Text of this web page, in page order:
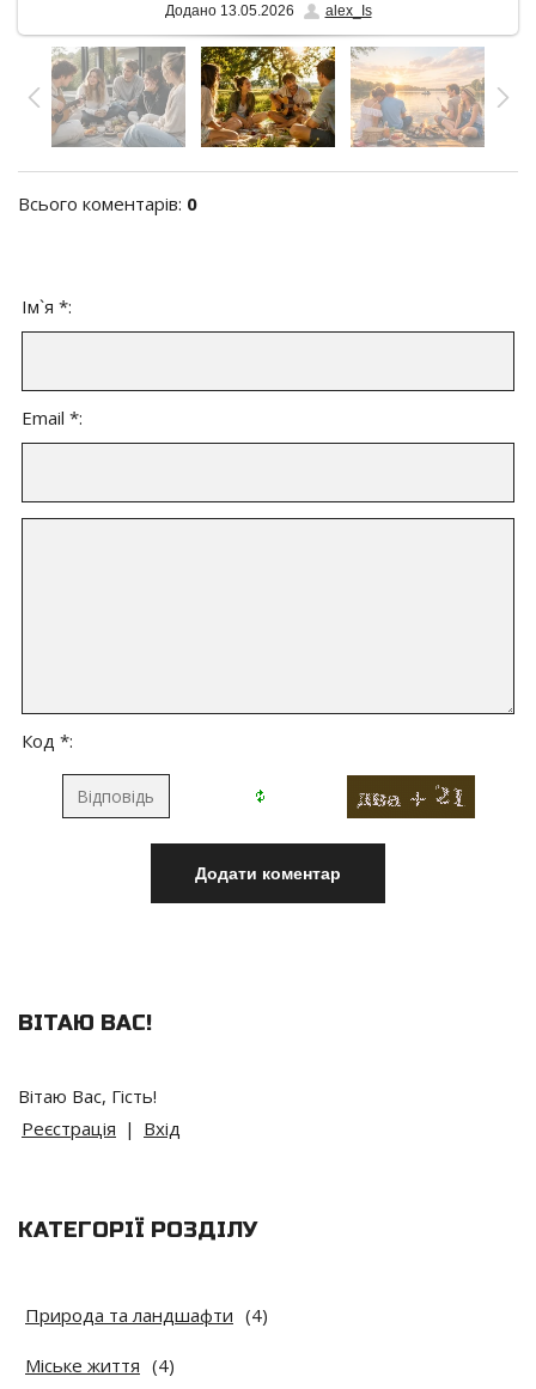
Додано13.05.2026 alex_Is
Всього коментарів: 0
Ім`я *:
Email *:
Код *:
ВІТАЮ ВАС!
Вітаю Вас, Гість!
Реєстрація | Вхід
КАТЕГОРІЇ РОЗДІЛУ
Природа та ландшафти (4)
Міське життя (4)